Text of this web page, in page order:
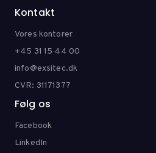
Kontakt
Vores kontorer
+45 31 15 44 00
info@exsitec.dk
CVR: 31171377
Følg os
Facebook
LinkedIn